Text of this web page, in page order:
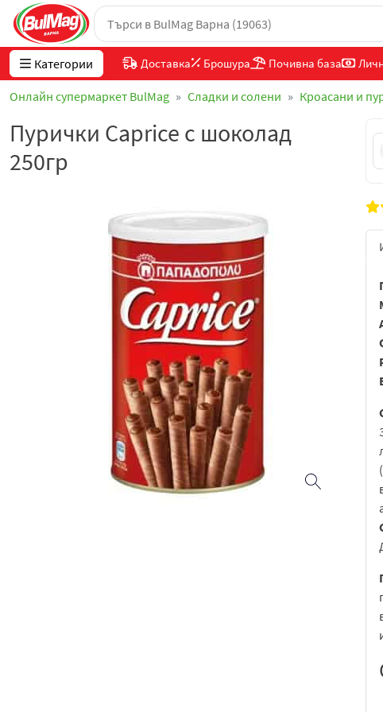
Категории Доставка Брошура Почивна база
Онлайн супермаркет BulMag Сладки и солени Кроасани и
Пурички Caprice с шоколад
250гр